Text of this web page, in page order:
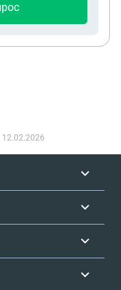
12.02.2026